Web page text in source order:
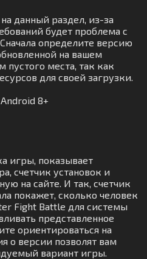
данный раздел, из-за
будет проблема с
определите версию
на вашем
пустого места, так как
для своей загрузки.
Android 8+
игры, показывает
счетчик установок и
на сайте. И так, счетчик
покажет, сколько человек
Fight Battle для системы
представленное
ориентироваться на
о версии позволят вам
вариант игры.